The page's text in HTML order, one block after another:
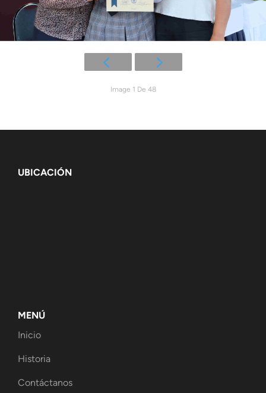
Image 1 De 48
UBICACIÓN
MENÚ
Inicio
Historia
Contáctanos